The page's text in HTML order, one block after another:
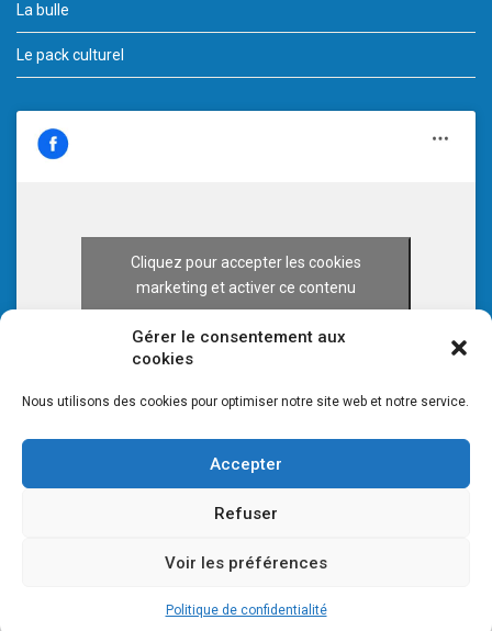
Gérer le consentement aux
cookies
Nous utilisons des cookies pour optimiser notre site web et notre service.
Accepter
Refuser
Voir les préférences
Politique de confidentialité
La bulle
Le pack culturel
Cliquez pour accepter les cookies
marketing et activer ce contenu
© 2026 CULTURE 70 -Mentions légales-